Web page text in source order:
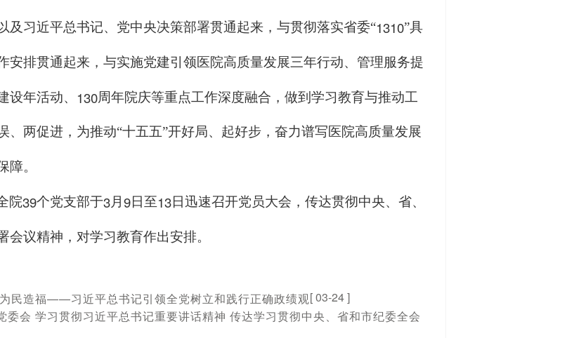
及习近平总书记、党中央决策部署贯通起来，与贯彻落实省委“1310”具
安排贯通起来，与实施党建引领医院高质量发展三年行动、管理服务提
设年活动、 130周年院庆等重点工作深度融合，做到学习教育与推动工
、两促进，为推动“十五五”开好局、起好步，奋力谱写医院高质量发展
障。
院39个党支部于3月9日至13日迅速召开党员大会，传达贯彻中央、省、
会议精神，对学习教育作出安排。
民造福——习近平总书记引领全党树立和践行正确政绩观[ 03-24 ]
委会 学习贯彻习近平总书记重要讲话精神 传达学习贯彻中央、省和市纪委全会